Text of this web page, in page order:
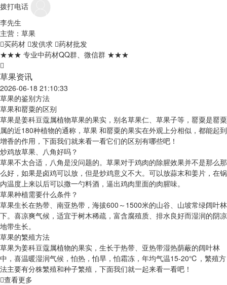
拨打电话
李先生
主营：草果
买药材 发供求 药材批发
★★★ 专业中药材QQ群、微信群 ★★★
草果资讯
2026-06-18 21:10:33
草果的鉴别方法
草果和罂粟的区别
草果是姜科豆蔻属植物草果的果实，别名草果仁、草果子等，罂粟是罂粟
属的近180种植物的通称，草果 和罂粟的果实在外观上分相似，都能起到
增香的作用，下面我们就来看一看它们的区别有哪些吧！
炒鸡放草果、八角好吗？
草果不太合适，八角是没问题的。草果对于鸡肉的除腥效果并不是那么那
么好，如果是卤鸡可以放，但是炒鸡意义不大。可以放蒜末和姜片，在锅
内温度上来以后可以撒一勺料酒，逼出鸡肉里面的肉腥味。
草果种植需要什么条件？
草果生长在热带、南亚热带，海拔600～1500米的山谷、山坡常绿阔叶林
下。喜凉爽气候，适宜于树木稀疏，富含腐殖质、排水良好而湿润的阴凉
地带生长。
草果的繁殖方法
草果为姜科豆蔻属植物的果实，生长于热带、亚热带湿热荫蔽的阔叶林
中，喜温暖湿润气候，怕热，怕旱，怕霜冻，年均气温15-20℃，繁殖方
法主要有分株繁殖和种子繁殖，下面我们就一起来看一看吧！
查看更多